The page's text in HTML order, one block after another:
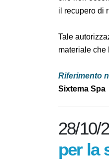
bene finito
Tale
un materiale
Riferimento
Sixtema Spa
28/